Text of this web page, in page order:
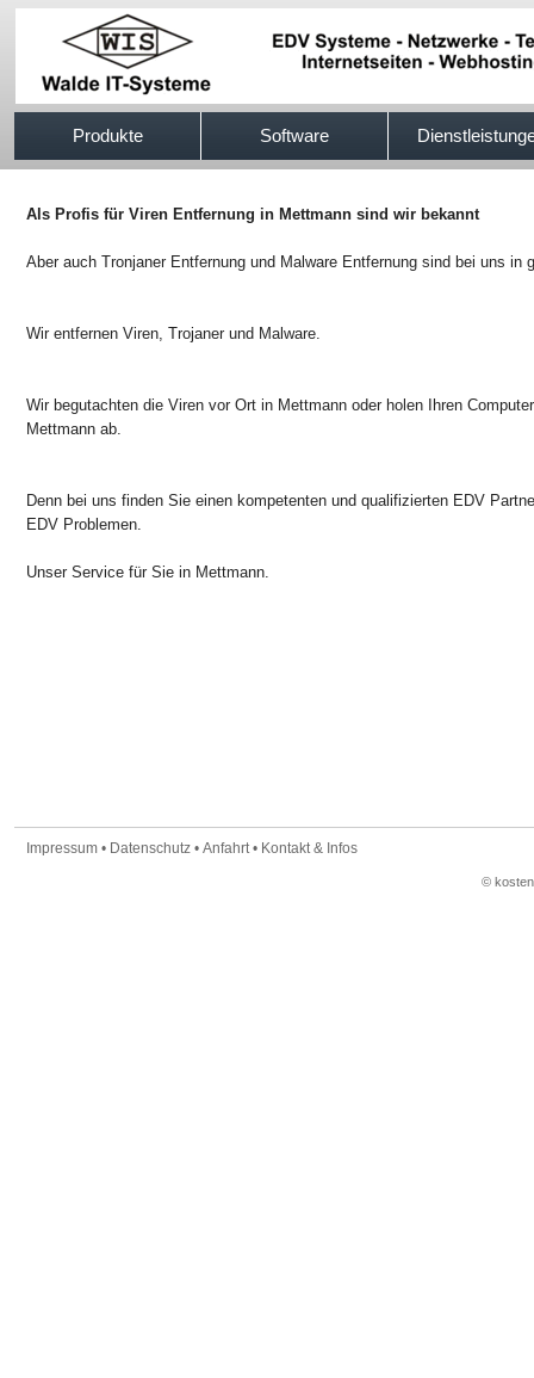
Produkte Software
Als Profis für Viren Entfernung in Mettmann sind wir bekannt
Aber auch Tronjaner Entfernung und Malware Entfernung sind bei uns in
Wir entfernen Viren, Trojaner und Malware.
Wir begutachten die Viren vor Ort in Mettmann oder holen Ihren
Mettmann ab.
Denn bei uns finden Sie einen kompetenten und qualifizierten EDV
EDV Problemen.
Unser Service für Sie in Mettmann.
Impressum • Datenschutz • Anfahrt• Kontakt & Infos
©